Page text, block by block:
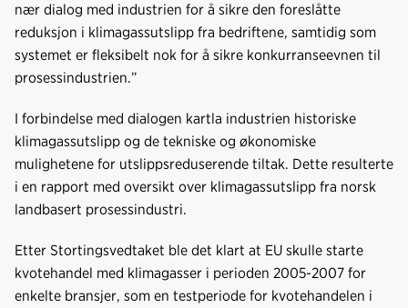
nær dialog med industrien for å sikre den foreslåtte
reduksjon i klimagassutslipp fra bedriftene, samtidig som
systemet er fleksibelt nok for å sikre konkurranseevnen til
prosessindustrien.”
I forbindelse med dialogen kartla industrien historiske
klimagassutslipp og de tekniske og økonomiske
mulighetene for utslippsreduserende tiltak. Dette resulterte
i en rapport med oversikt over klimagassutslipp fra norsk
landbasert prosessindustri.
Etter Stortingsvedtaket ble det klart at EU skulle starte
kvotehandel med klimagasser i perioden 2005-2007 for
enkelte bransjer, som en testperiode for kvotehandelen i